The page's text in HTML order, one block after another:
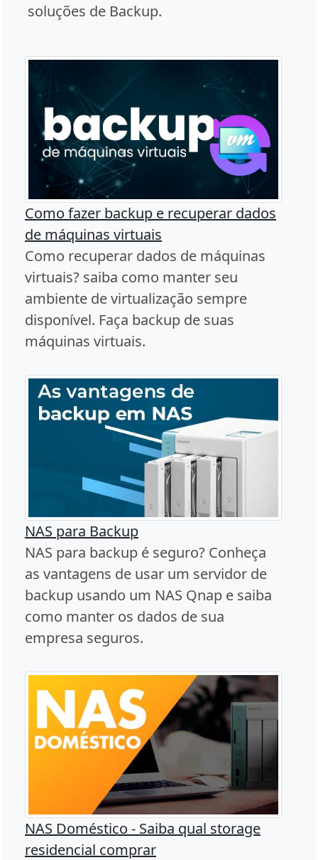
soluções de Backup.
Como fazer backup e recuperar dados
de máquinas virtuais
Como recuperar dados de máquinas
virtuais? saiba como manter seu
ambiente de virtualização sempre
disponível. Faça backup de suas
máquinas virtuais.
NAS para Backup
NAS para backup é seguro? Conheça
as vantagens de usar um servidor de
backup usando um NAS Qnap e saiba
como manter os dados de sua
empresa seguros.
NAS Doméstico - Saiba qual storage
residencial comprar